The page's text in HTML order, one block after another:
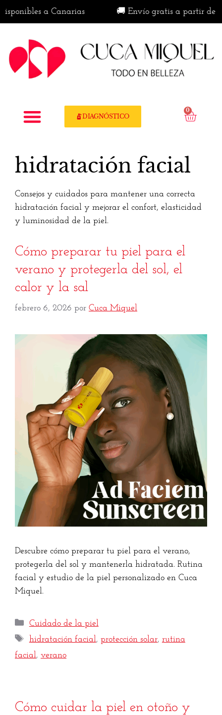
a Canarias 🚚 Envío gratis a partir de 50€
DIAGNÓSTICO
0
hidratación facial
Consejos y cuidados para mantener una correcta
hidratación facial y mejorar el confort, elasticidad
y luminosidad de la piel.
Cómo preparar tu piel para el
verano y protegerla del sol, el
calor y la sal
febrero 6, 2026 por Cuca Miquel
Descubre cómo preparar tu piel para el verano,
protegerla del sol y mantenerla hidratada. Rutina
facial y estudio de la piel personalizado en Cuca
Miquel.
Cuidado de la piel
hidratación facial, protección solar, rutina
facial, verano
Cómo cuidar la piel en otoño y